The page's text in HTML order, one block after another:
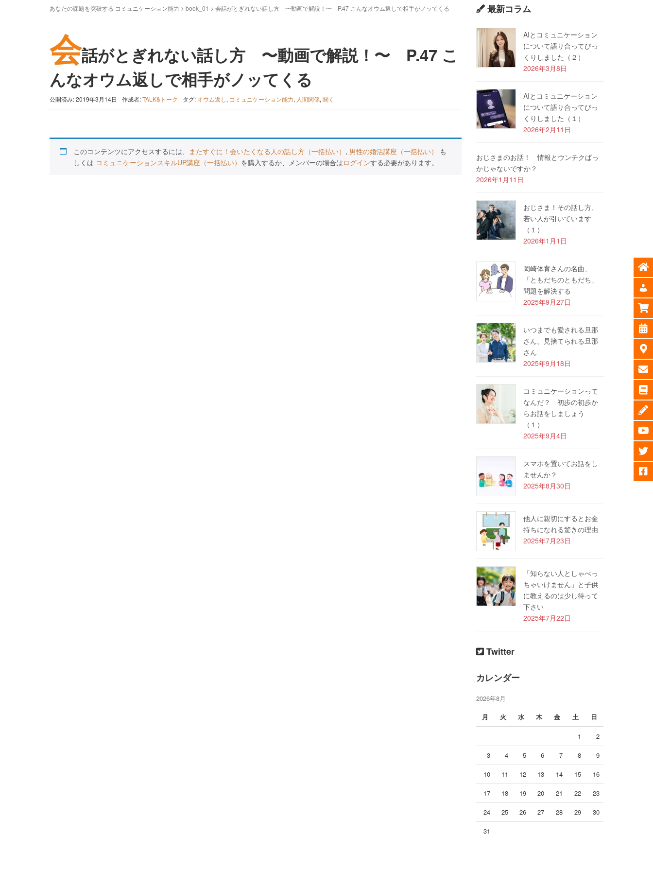
あなたの課題を突破する コミュニケーション能力 > book_01 > 会話がとぎれない話し方 〜動画で解説！〜 P.47 こんなオウム返しで相手がノッてくる
会話がとぎれない話し方 〜動画で解説！〜 P.47 こ
んなオウム返しで相手がノッてくる
公開済み: 2019年3月14日 作成者:TALK&トーク タグ: オウム返し, コミュニケーション能力, 人間関係, 聞く
このコンテンツにアクセスするには、 またすぐに！会いたくなる人の話し方（一括払い） , 男性の婚活講座（一括払い）
も
しくは コミュニケーションスキルUP講座（一括払い） を購入するか、メンバーの場合はログインする必要があります。
最新コラム
AIとコミュニケーション
について語り合ってびっ
くりしました（２）
2026年3月8日
AIとコミュニケーション
について語り合ってびっ
くりしました（１）
2026年2月11日
おじさまのお話！ 情報とウンチクばっ
かじゃないですか？
2026年1月11日
おじさま！その話し方、
若い人が引いています
（１）
2026年1月1日
岡崎体育さんの名曲、
「ともだちのともだち」
問題を解決する
2025年9月27日
いつまでも愛される旦那
さん、見捨てられる旦那
さん
2025年9月18日
コミュニケーションって
なんだ？ 初歩の初歩か
らお話をしましょう
（１）
2025年9月4日
スマホを置いてお話をし
ませんか？
2025年8月30日
他人に親切にするとお金
持ちになれる驚きの理由
2025年7月23日
「知らない人としゃべっ
ちゃいけません」と子供
に教えるのは少し待って
下さい
2025年7月22日
Twitter
カレンダー
2026年8月
月
火 水 木 金 土 日
1 2
3 4 5 6 7 8 9
10 11 12 13 14 15 16
17 18 19 20 21 22 23
24 25 26 27 28 29 30
31